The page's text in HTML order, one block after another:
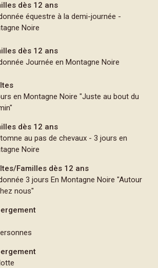
dès 12 ans
équestre à la demi-journée -
Noire
dès 12 ans
Journée en Montagne Noire
en Montagne Noire "Juste au bout du
dès 12 ans
au pas de chevaux - 3 jours en
Noire
Familles dès 12 ans
3 jours En Montagne Noire "Autour
nous"